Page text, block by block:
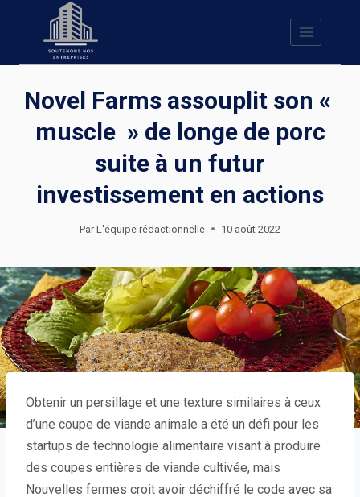
Novel Farms assouplit son «
muscle » de longe de porc
suite à un futur
investissement en actions
Par L'équipe rédactionnelle 10 août 2022
Obtenir un persillage et une texture similaires à ceux
d’une coupe de viande animale a été un défi pour les
startups de technologie alimentaire visant à produire
des coupes entières de viande cultivée, mais
Nouvelles fermes croit avoir déchiffré le code avec sa